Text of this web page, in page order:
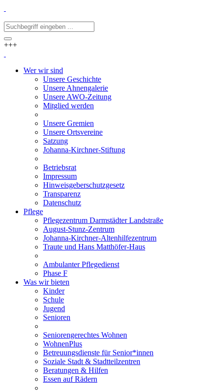
+++
Wer wir sind
Unsere Geschichte
Unsere Ahnengalerie
Unsere AWO-Zeitung
Mitglied werden
Unsere Gremien
Unsere Ortsvereine
Satzung
Johanna-Kirchner-Stiftung
Betriebsrat
Impressum
Hinweisgeberschutzgesetz
Transparenz
Datenschutz
Pflege
Pflegezentrum Darmstädter Landstraße
August-Stunz-Zentrum
Johanna-Kirchner-Altenhilfezentrum
Traute und Hans Matthöfer-Haus
Ambulanter Pflegedienst
Phase F
Was wir bieten
Kinder
Schule
Jugend
Senioren
Seniorengerechtes Wohnen
WohnenPlus
Betreuungsdienste für Senior*innen
Soziale Stadt & Stadtteilzentren
Beratungen & Hilfen
Essen auf Rädern